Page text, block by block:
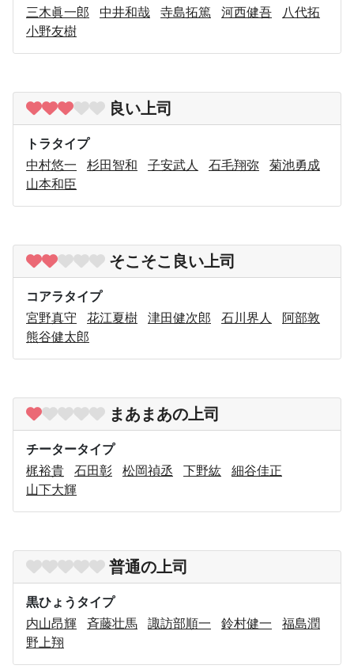
三木眞一郎
中井和哉 寺島拓篤 河西健吾
八代拓
小野友樹
良い上司
トラタイプ
中村悠一
杉田智和 子安武人 石毛翔弥
菊池勇成
山本和臣
そこそこ良い上司
コアラタイプ
宮野真守
花江夏樹 津田健次郎 石川界人
阿部敦
熊谷健太郎
まあまあの上司
チータータイプ
梶裕貴
石田彰 松岡禎丞 下野紘
細谷佳正
山下大輝
普通の上司
黒ひょうタイプ
内山昂輝
斉藤壮馬 諏訪部順一 鈴村健一
福島潤
野上翔